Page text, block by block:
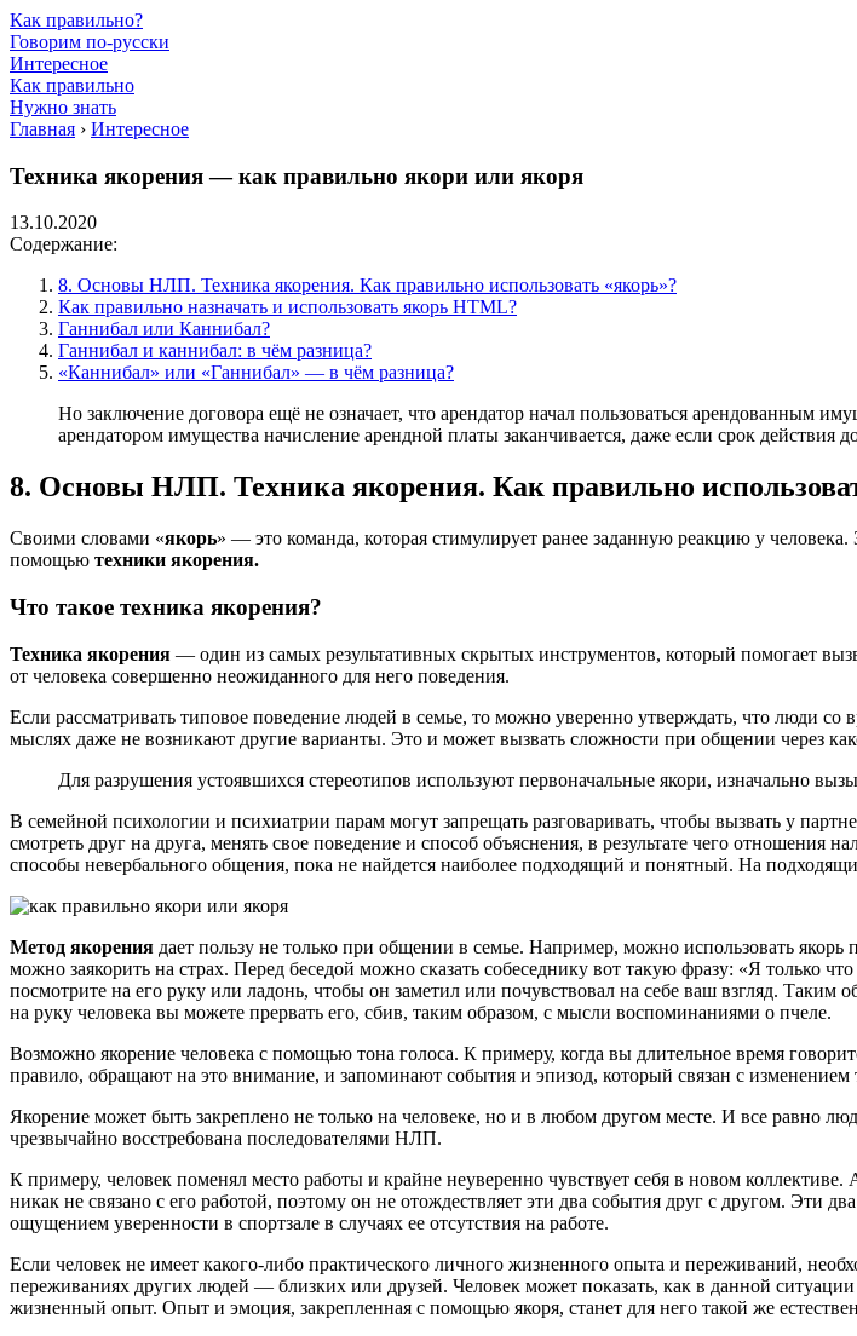
Как правильно?
Говорим по-русски
Интересное
Как правильно
Нужно знать
Главная › Интересное
Техника якорения — как правильно якори или якоря
13.10.2020
Содержание:
8. Основы НЛП. Техника якорения. Как правильно использовать «якорь»?
Как правильно назначать и использовать якорь HTML?
Ганнибал или Каннибал?
Ганнибал и каннибал: в чём разница?
«Каннибал» или «Ганнибал» — в чём разница?
Но заключение договора ещё не означает, что арендатор начал пользоваться арендованным
арендатором имущества начисление арендной платы заканчивается, даже если срок действия
8. Основы НЛП. Техника якорения. Как правильно
Своими словами «якорь» — это команда, которая стимулирует ранее заданную реакцию у
помощью техники якорения.
Что такое техника якорения?
Техника якорения — один из самых результативных скрытых инструментов, который помогает
от человека совершенно неожиданного для него поведения.
Если рассматривать типовое поведение людей в семье, то можно уверенно утверждать, что люди
мыслях даже не возникают другие варианты. Это и может вызвать сложности при общении через
Для разрушения устоявшихся стереотипов используют первоначальные якори, изначально
В семейной психологии и психиатрии парам могут запрещать разговаривать, чтобы вызвать у
смотреть друг на друга, менять свое поведение и способ объяснения, в результате чего
способы невербального общения, пока не найдется наиболее подходящий и понятный. На
Метод якорения дает пользу не только при общении в семье. Например, можно использовать
можно заякорить на страх. Перед беседой можно сказать собеседнику вот такую фразу: «Я
посмотрите на его руку или ладонь, чтобы он заметил или почувствовал на себе ваш взгляд. Таким
на руку человека вы можете прервать его, сбив, таким образом, с мысли воспоминаниями о пчеле.
Возможно якорение человека с помощью тона голоса. К примеру, когда вы длительное время
правило, обращают на это внимание, и запоминают события и эпизод, который связан с изменением
Якорение может быть закреплено не только на человеке, но и в любом другом месте. И все равно
чрезвычайно восстребована последователями НЛП.
К примеру, человек поменял место работы и крайне неуверенно чувствует себя в новом
никак не связано с его работой, поэтому он не отождествляет эти два события друг с другом. Эти
ощущением уверенности в спортзале в случаях ее отсутствия на работе.
Если человек не имеет какого-либо практического личного жизненного опыта и переживаний,
переживаниях других людей — близких или друзей. Человек может показать, как в данной
жизненный опыт. Опыт и эмоция, закрепленная с помощью якоря, станет для него такой же